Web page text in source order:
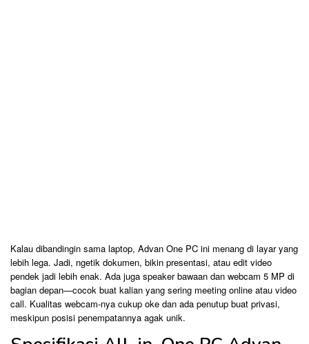
Kalau dibandingin sama laptop, Advan One PC ini menang di layar yang
lebih lega. Jadi, ngetik dokumen, bikin presentasi, atau edit video
pendek jadi lebih enak. Ada juga speaker bawaan dan webcam 5 MP di
bagian depan—cocok buat kalian yang sering meeting online atau video
call. Kualitas webcam-nya cukup oke dan ada penutup buat privasi,
meskipun posisi penempatannya agak unik.